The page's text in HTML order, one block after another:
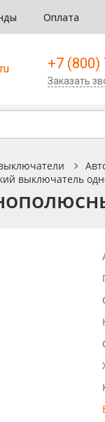
Оплата
+7 (800)
Заказать
выключатель